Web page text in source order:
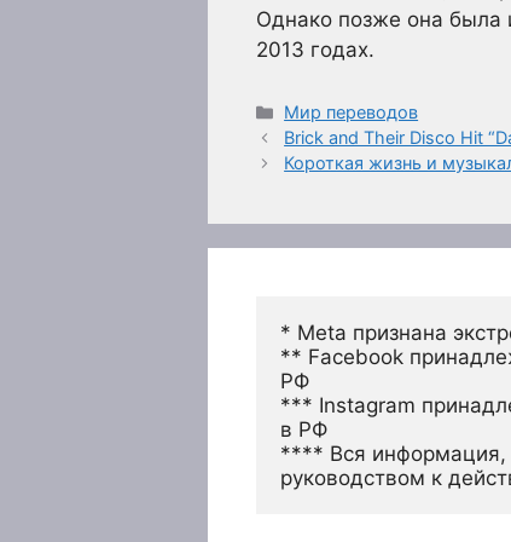
Однако позже она была
2013 годах.
Рубрики
Мир переводов
Brick and Their Disco Hit
Короткая жизнь и
* Meta признана
** Facebook
РФ
*** Instagram
в РФ
**** Вся информация,
руководством к